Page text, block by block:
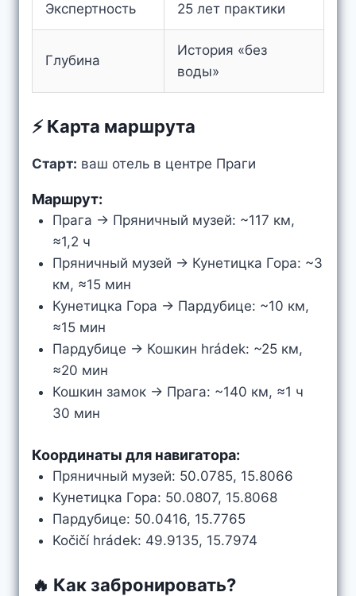
Экспертность 25 лет практики
Глубина
История «без
воды»
⚡ Карта маршрута
Старт: ваш отель в центре Праги
Маршрут:
Прага → Пряничный музей: ~117 км,
≈1,2 ч
Пряничный музей → Кунетицка Гора: ~3
км, ≈15 мин
Кунетицка Гора → Пардубице: ~10 км,
≈15 мин
Пардубице → Кошкин hrádek: ~25 км,
≈20 мин
Кошкин замок → Прага: ~140 км, ≈1 ч
30 мин
Координаты для навигатора:
Пряничный музей: 50.0785, 15.8066
Кунетицка Гора: 50.0807, 15.8068
Пардубице: 50.0416, 15.7765
Kočičí hrádek: 49.9135, 15.7974
🔥 Как забронировать?